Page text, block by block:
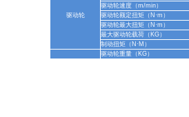
驱动轮
驱动轮速度（m/min）
驱动轮额定扭矩（ N ·m ）
驱动轮最大扭矩（ N ·m ）
最大驱动轮载荷（ KG）
制动扭矩（ N · M ）
驱动轮重量（ KG）